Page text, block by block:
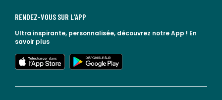
RENDEZ-VOUS SUR L'APP
Ultra inspirante, personnalisée, découvrez notre App ! En
savoir plus
lien vers l'app store
lien vers google play